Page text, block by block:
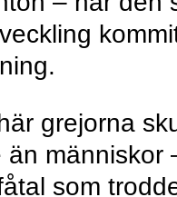
grejorna
än människor
som